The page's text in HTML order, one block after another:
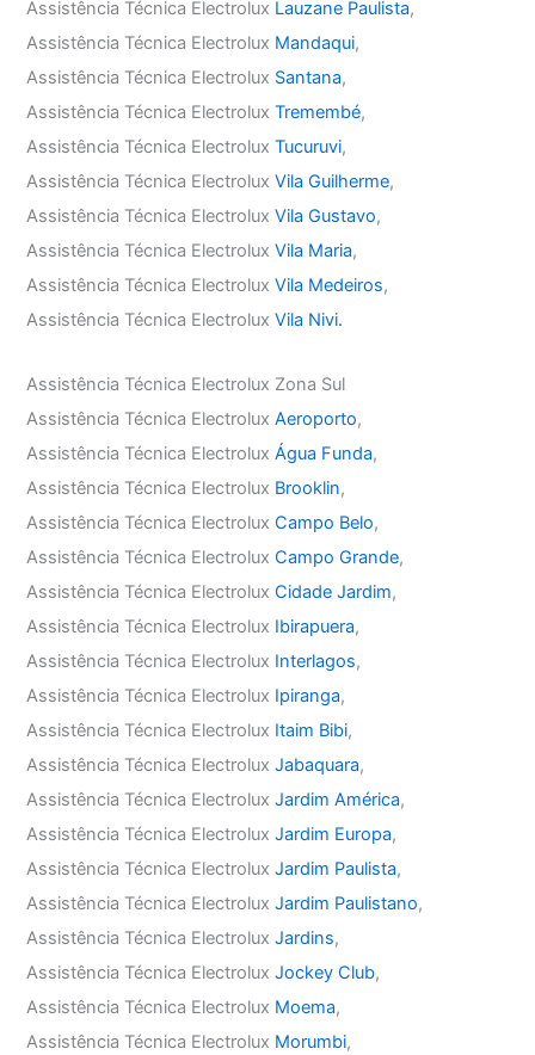
Assistência Técnica Electrolux Lauzane Paulista,
Assistência Técnica Electrolux Mandaqui,
Assistência Técnica Electrolux Santana,
Assistência Técnica ElectroluxTremembé,
Assistência Técnica ElectroluxTucuruvi,
Assistência Técnica ElectroluxVila Guilherme,
Assistência Técnica ElectroluxVila Gustavo,
Assistência Técnica ElectroluxVila Maria,
Assistência Técnica ElectroluxVila Medeiros,
Assistência Técnica ElectroluxVila Nivi.
Assistência Técnica Electrolux Zona Sul
Assistência Técnica ElectroluxAeroporto,
Assistência Técnica ElectroluxÁgua Funda,
Assistência Técnica Electrolux Brooklin,
Assistência Técnica ElectroluxCampo Belo,
Assistência Técnica ElectroluxCampo Grande,
Assistência Técnica ElectroluxCidade Jardim,
Assistência Técnica Electrolux Ibirapuera,
Assistência Técnica Electrolux Interlagos,
Assistência Técnica Electrolux Ipiranga,
Assistência Técnica Electrolux Itaim Bibi,
Assistência Técnica ElectroluxJabaquara,
Assistência Técnica ElectroluxJardim América,
Assistência Técnica ElectroluxJardim Europa,
Assistência Técnica ElectroluxJardim Paulista,
Assistência Técnica ElectroluxJardim Paulistano,
Assistência Técnica ElectroluxJardins,
Assistência Técnica ElectroluxJockey Club,
Assistência Técnica Electrolux Moema,
Assistência Técnica Electrolux Morumbi,